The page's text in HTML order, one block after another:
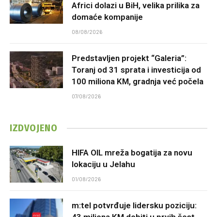
Africi dolazi u BiH, velika prilika za
domaće kompanije
08/08/2026
Predstavljen projekt “Galeria”:
Toranj od 31 sprata i investicija od
100 miliona KM, gradnja već počela
07/08/2026
IZDVOJENO
HIFA OIL mreža bogatija za novu
lokaciju u Jelahu
01/08/2026
m:tel potvrđuje lidersku poziciju: